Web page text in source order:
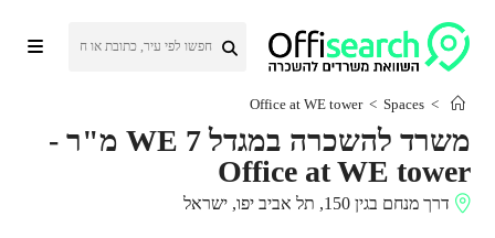
content
>
Spaces
>
Office at WE tower
משרד להשכרה במגדל WE 7 מ"ר
-
Office at WE tower
דרך מנחם בגין 150, תל אביב יפו, ישראל